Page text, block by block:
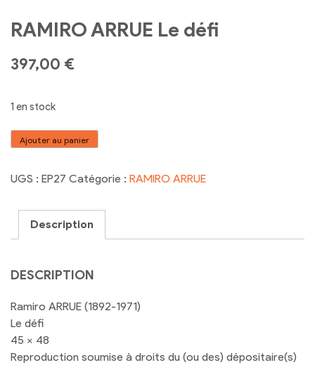
RAMIRO ARRUE Le défi
397,00 €
1 en stock
quantité
Ajouter au panier
UGS : EP27 Catégorie : RAMIRO ARRUE
Description
DESCRIPTION
Ramiro ARRUE (1892-1971)
Le défi
45 x 48
Reproduction soumise à droits du (ou des) dépositaire(s)